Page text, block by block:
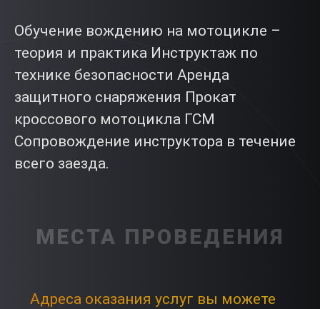
Обучение вождению на мотоцикле –
теория и практика Инструктаж по
технике безопасности Аренда
защитного снаряжения Прокат
кроссового мотоцикла ГСМ
Сопровождение инструктора в течение
всего заезда.
МЕСТА ПРОВЕДЕНИЯ
Адреса оказания услуг вы можете